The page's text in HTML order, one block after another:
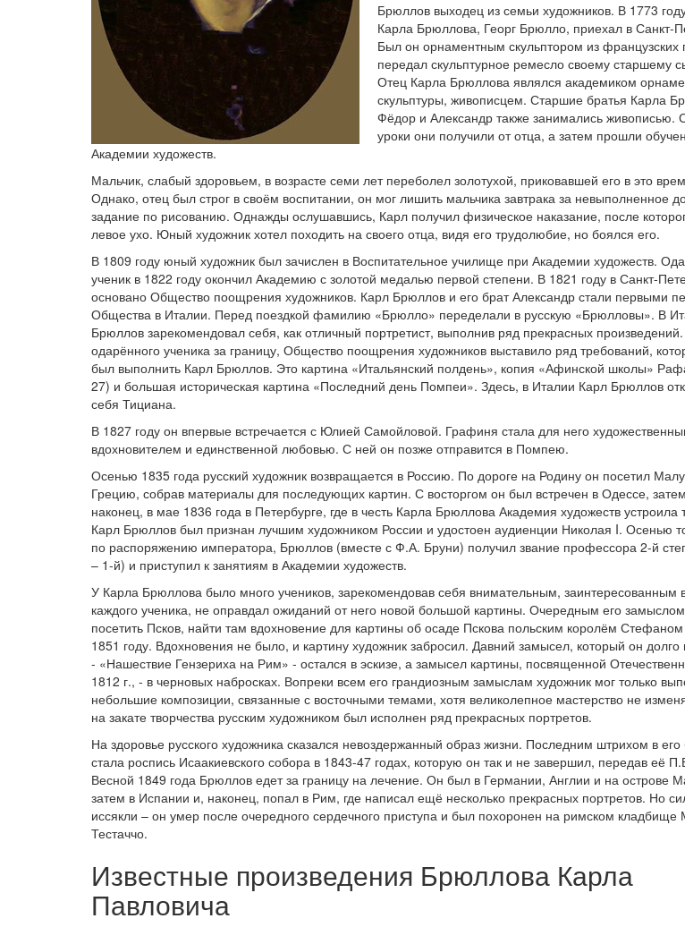
Брюллов выходец из семьи художников. В 1773
Карла Брюллова, Георг Брюлло, приехал в Санкт-
Был он орнаментным скульптором из французских
передал скульптурное ремесло своему старшему
Отец Карла Брюллова являлся академиком
скульптуры, живописцем. Старшие братья Карла
Фёдор и Александр также занимались живописью.
уроки они получили от отца, а затем прошли
Академии художеств.
Мальчик, слабый здоровьем, в возрасте семи лет переболел золотухой, приковавшей его в это
Однако, отец был строг в своём воспитании, он мог лишить мальчика завтрака за невыполненное
задание по рисованию. Однажды ослушавшись, Карл получил физическое наказание, после
левое ухо. Юный художник хотел походить на своего отца, видя его трудолюбие, но боялся его.
В 1809 году юный художник был зачислен в Воспитательное училище при Академии художеств.
ученик в 1822 году окончил Академию с золотой медалью первой степени. В 1821 году в Санкт-
основано Общество поощрения художников. Карл Брюллов и его брат Александр стали первыми
Общества в Италии. Перед поездкой фамилию «Брюлло» переделали в русскую «Брюлловы». В
Брюллов зарекомендовал себя, как отличный портретист, выполнив ряд прекрасных
одарённого ученика за границу, Общество поощрения художников выставило ряд требований,
был выполнить Карл Брюллов. Это картина «Итальянский полдень», копия «Афинской школы»
27) и большая историческая картина «Последний день Помпеи». Здесь, в Италии Карл Брюллов
себя Тициана.
В 1827 году он впервые встречается с Юлией Самойловой. Графиня стала для него
вдохновителем и единственной любовью. С ней он позже отправится в Помпею.
Осенью 1835 года русский художник возвращается в Россию. По дороге на Родину он посетил
Грецию, собрав материалы для последующих картин. С восторгом он был встречен в Одессе,
наконец, в мае 1836 года в Петербурге, где в честь Карла Брюллова Академия художеств устроила
Карл Брюллов был признан лучшим художником России и удостоен аудиенции Николая I. Осенью
по распоряжению императора, Брюллов (вместе с Ф.А. Бруни) получил звание профессора 2-й
– 1-й) и приступил к занятиям в Академии художеств.
У Карла Брюллова было много учеников, зарекомендовав себя внимательным, заинтересованным
каждого ученика, не оправдал ожиданий от него новой большой картины. Очередным его
посетить Псков, найти там вдохновение для картины об осаде Пскова польским королём
1851 году. Вдохновения не было, и картину художник забросил. Давний замысел, который он
- «Нашествие Гензериха на Рим» - остался в эскизе, а замысел картины, посвященной
1812 г., - в черновых набросках. Вопреки всем его грандиозным замыслам художник мог только
небольшие композиции, связанные с восточными темами, хотя великолепное мастерство не
на закате творчества русским художником был исполнен ряд прекрасных портретов.
На здоровье русского художника сказался невоздержанный образ жизни. Последним штрихом в
стала роспись Исаакиевского собора в 1843-47 годах, которую он так и не завершил, передав её
Весной 1849 года Брюллов едет за границу на лечение. Он был в Германии, Англии и на острове
затем в Испании и, наконец, попал в Рим, где написал ещё несколько прекрасных портретов. Но
иссякли – он умер после очередного сердечного приступа и был похоронен на римском кладбище
Тестаччо.
Известные произведения Брюллова Карла
Павловича